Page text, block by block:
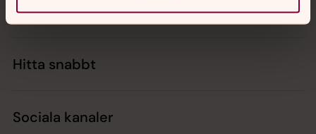
Kalender
Hitta snabbt
Sociala kanaler